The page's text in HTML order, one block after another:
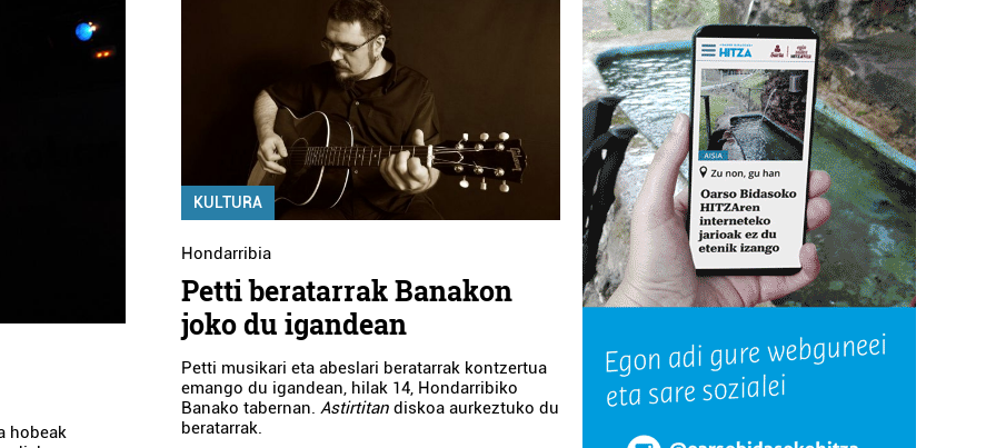
hobeak
KULTURA
Hondarribia
Petti beratarrak Banakon
joko du igandean
Petti musikari eta abeslari beratarrak kontzertua
emango du igandean, hilak 14, Hondarribiko
Banako tabernan.Astirtitan diskoa aurkeztuko du
beratarrak.